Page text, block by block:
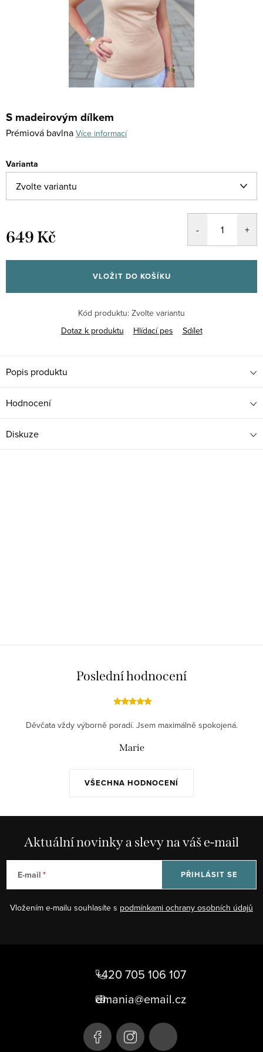
S madeirovým dílkem
Prémiová bavlna Více informací
Varianta
649 Kč
cena:
VLOŽIT DO KOŠÍKU
Kód produktu: Zvolte variantu
Dotaz k produktu
Hlídací pes Sdílet
Popis produktu
Hodnocení
Diskuze
Poslední hodnocení
VŠECHNA HODNOCENÍ
Děvčata vždy výborně poradí. Jsem maximálně spokojená.
Marie
Aktuální novinky a slevy na váš e-mail
E-mail
Vložením e-mailu souhlasíte s podmínkami ochrany osobních údajů
PŘIHLÁSIT SE
+420 705 106 107
dmania@email.cz